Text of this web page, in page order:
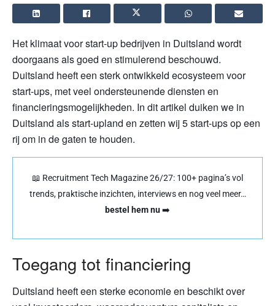
Het klimaat voor start-up bedrijven in Duitsland wordt
doorgaans als goed en stimulerend beschouwd.
Duitsland heeft een sterk ontwikkeld ecosysteem voor
start-ups, met veel ondersteunende diensten en
financieringsmogelijkheden. In dit artikel duiken we in
Duitsland als start-upland en zetten wij 5 start-ups op een
rij om in de gaten te houden.
📖 Recruitment Tech Magazine 26/27: 100+ pagina’s vol
trends, praktische inzichten, interviews en nog veel meer…
bestel hem nu➡️
Toegang tot financiering
Duitsland heeft een sterke economie en beschikt over